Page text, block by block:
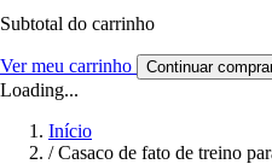
Subtotal do carrinho
Ver meu carrinho Continuar
Loading...
Início
/ Casaco de fato de treino